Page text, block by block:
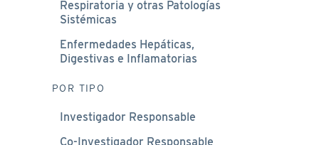
Respiratoria y otras Patologías
Sistémicas
Enfermedades Hepáticas,
Digestivas e Inflamatorias
POR TIPO
Investigador Responsable
Co-Investigador Responsable